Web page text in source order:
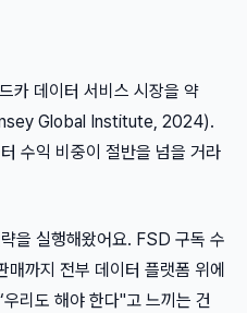
카 데이터 서비스 시장을 약
Global Institute, 2024).
수익 비중이 절반을 넘을 거라
을 실행해왔어요. FSD 구독 수
까지 전부 데이터 플랫폼 위에
리도 해야 한다"고 느끼는 건